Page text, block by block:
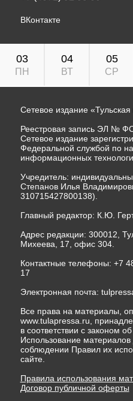
ВКонтакте
03
ПН
04
ВТ
05
СР
Сетевое издание
Реестровая запись ЭЛ №
Сетевое издание
Федеральной службой по
информационных
Учредитель:
Степанов Илья
310715427800138).
Главный редактор: К.Ю.
Адрес редакции: 300012,
Михеева, 17, офис 304.
Контактные телефоны: +7
17
Электронная почта:
Все права на материалы,
www.tulapressa.ru,
в соответствии с законом
Использование материалов
соблюдении Правил их
сайте.
Правила использования
Договор публичной оферты